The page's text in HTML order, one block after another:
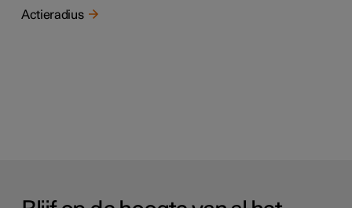
Actieradius